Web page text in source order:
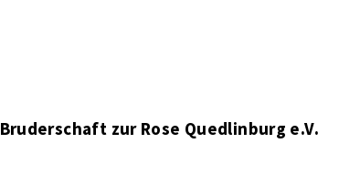
Bruderschaft zur Rose Quedlinburg e.V.